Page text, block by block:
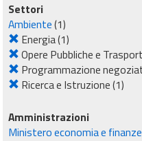
Settori
Ambiente(1)
Energia(1)
Opere Pubbliche e
Programmazione
Ricerca e Istruzione(1)
Amministrazioni
Ministero economia e finanze